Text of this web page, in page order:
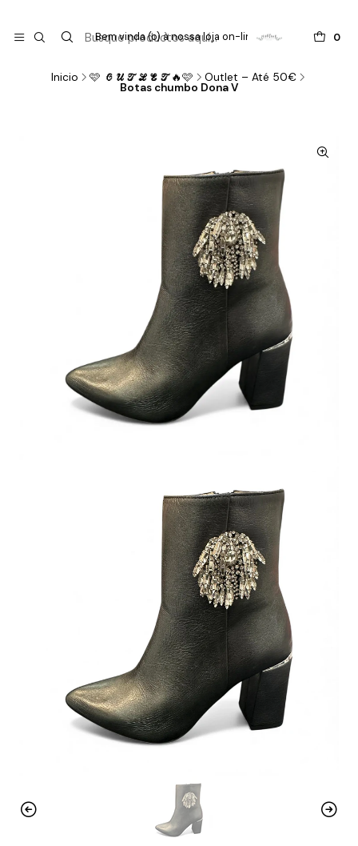
0
Bem vinda (o) à nossa loja on-line !
Inicio 🩷 𝓞𝓤𝓣𝓛𝓔𝓣🔥🩷 Outlet – Até 50€
Botas chumbo Dona V